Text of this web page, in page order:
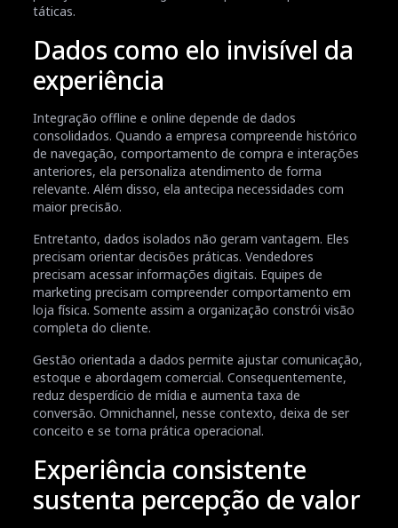
táticas.
Dados como elo invisível da
experiência
Integração offline e online depende de dados
consolidados. Quando a empresa compreende histórico
de navegação, comportamento de compra e interações
anteriores, ela personaliza atendimento de forma
relevante. Além disso, ela antecipa necessidades com
maior precisão.
Entretanto, dados isolados não geram vantagem. Eles
precisam orientar decisões práticas. Vendedores
precisam acessar informações digitais. Equipes de
marketing precisam compreender comportamento em
loja física. Somente assim a organização constrói visão
completa do cliente.
Gestão orientada a dados permite ajustar comunicação,
estoque e abordagem comercial. Consequentemente,
reduz desperdício de mídia e aumenta taxa de
conversão. Omnichannel, nesse contexto, deixa de ser
conceito e se torna prática operacional.
Experiência consistente
sustenta percepção de valor